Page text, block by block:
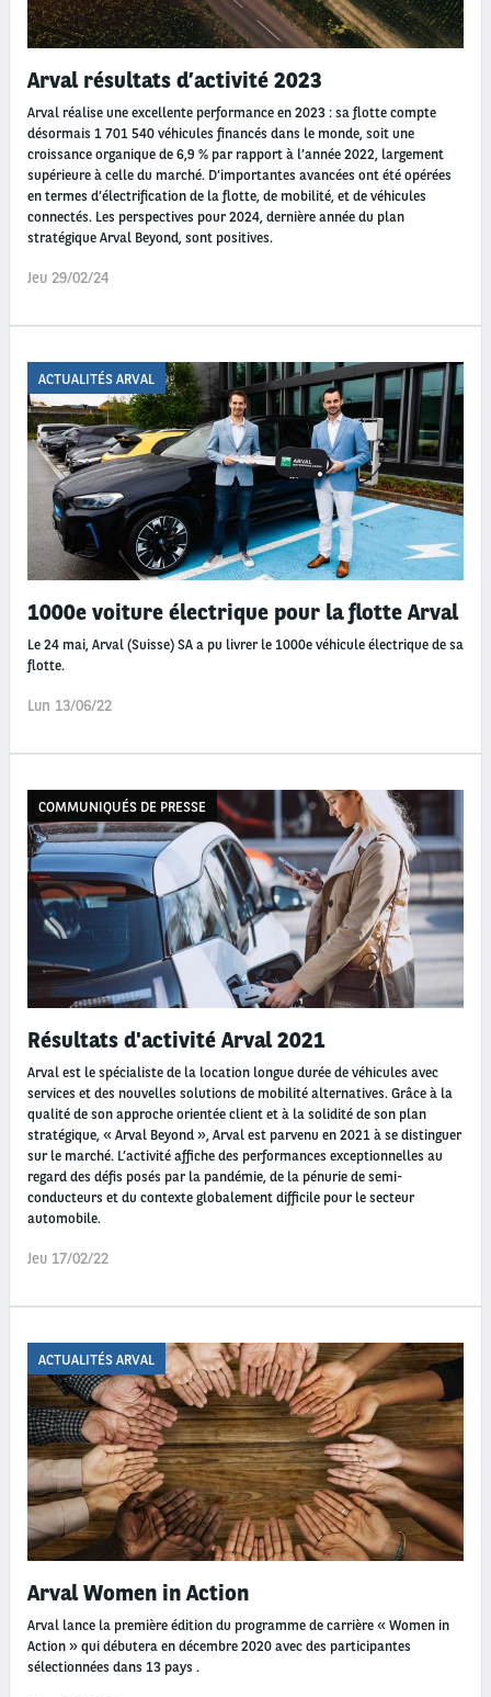
Arval résultats d’activité 2023
Arval réalise une excellente performance en 2023 : sa flotte compte
désormais 1 701 540 véhicules financés dans le monde, soit une
croissance organique de 6,9 % par rapport à l’année 2022, largement
supérieure à celle du marché. D’importantes avancées ont été opérées
en termes d’électrification de la flotte, de mobilité, et de véhicules
connectés. Les perspectives pour 2024, dernière année du plan
stratégique Arval Beyond, sont positives.
Jeu 29/02/24
ACTUALITÉS ARVAL
1000e voiture électrique pour la flotte Arval
Le 24 mai, Arval (Suisse) SA a pu livrer le 1000e véhicule électrique de sa
flotte.
Lun 13/06/22
COMMUNIQUÉS DE PRESSE
Résultats d'activité Arval 2021
Arval est le spécialiste de la location longue durée de véhicules avec
services et des nouvelles solutions de mobilité alternatives. Grâce à la
qualité de son approche orientée client et à la solidité de son plan
stratégique, « Arval Beyond », Arval est parvenu en 2021 à se distinguer
sur le marché. L’activité affiche des performances exceptionnelles au
regard des défis posés par la pandémie, de la pénurie de semi-
conducteurs et du contexte globalement difficile pour le secteur
automobile.
Jeu 17/02/22
ACTUALITÉS ARVAL
Arval Women in Action
Arval lance la première édition du programme de carrière « Women in
Action » qui débutera en décembre 2020 avec des participantes
sélectionnées dans 13 pays .